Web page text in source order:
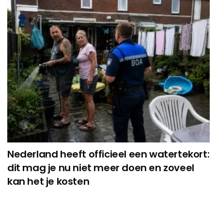
Nederland heeft officieel een watertekort:
dit mag je nu niet meer doen en zoveel
kan het je kosten